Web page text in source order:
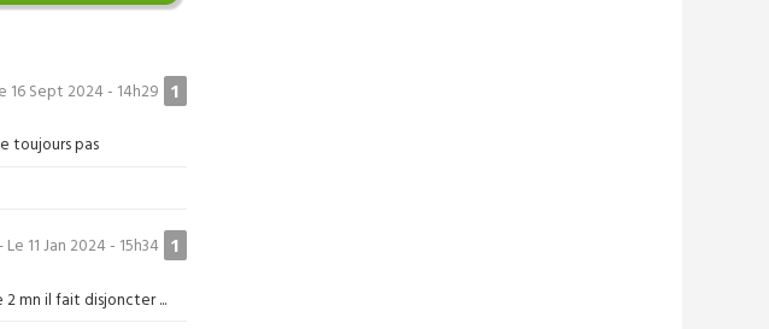
1
16 Sept 2024 - 14h29
toujours pas
1
11 Jan 2024 - 15h34
mn il fait disjoncter ...